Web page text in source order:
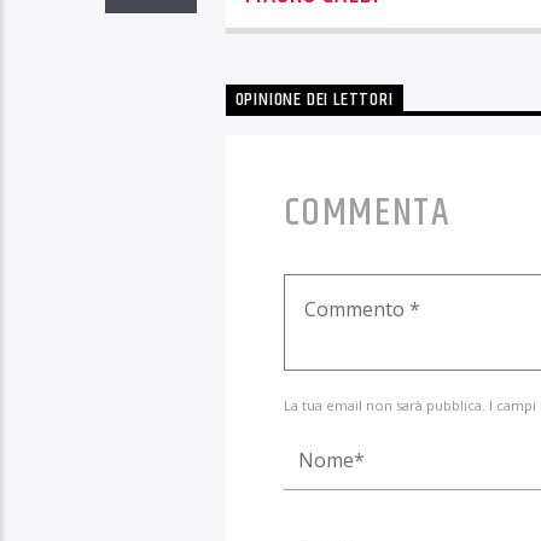
OPINIONE DEI LETTORI
COMMENTA
La tua email non sarà pubblica. I